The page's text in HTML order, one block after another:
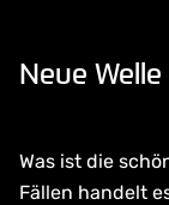
Neue Welle
Was ist die
Fällen handelt